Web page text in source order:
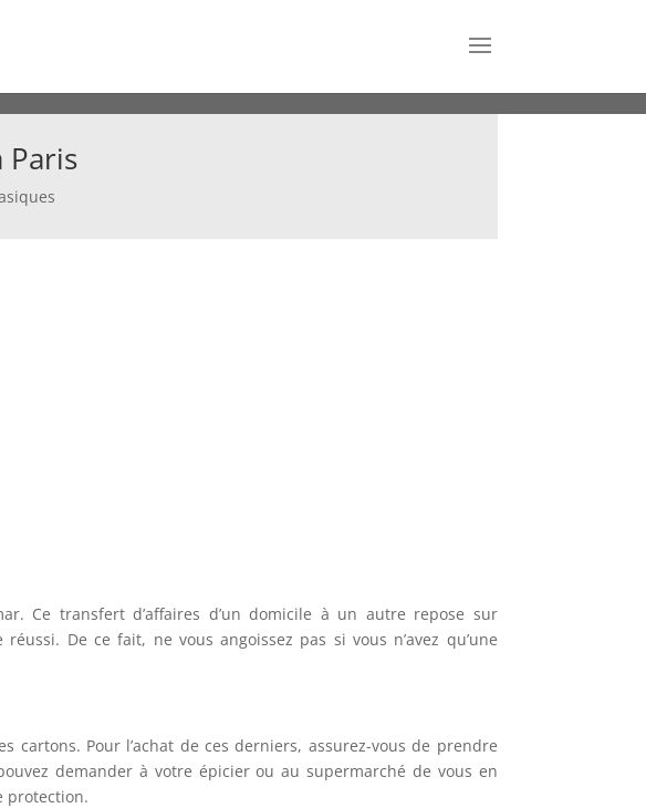
Paris
Ce transfert d’affaires d’un domicile à un autre repose sur
réussi. De ce fait, ne vous angoissez pas si vous n’avez qu’une
Pour l’achat de ces derniers, assurez-vous de prendre
demander à votre épicier ou au supermarché de vous en
protection.